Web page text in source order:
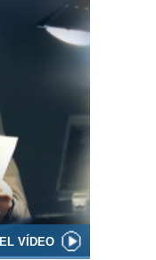
VÍDEO